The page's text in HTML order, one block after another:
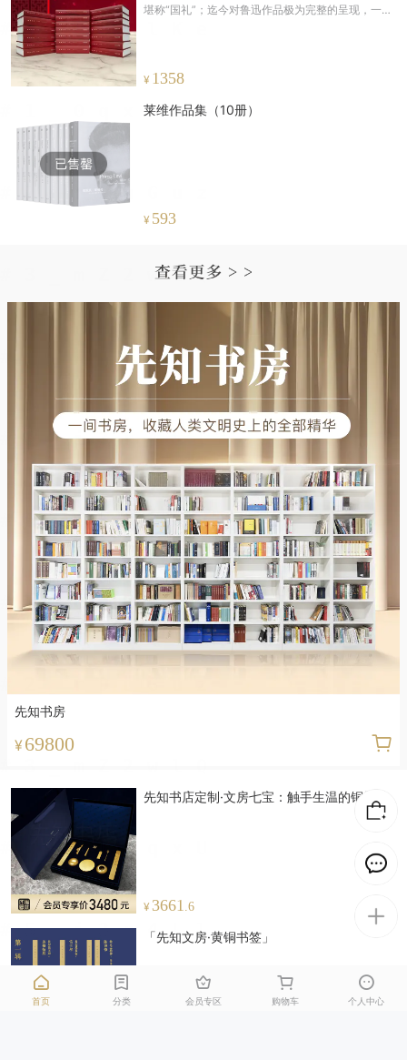
堪称“国礼”；迄今对鲁迅作品极为完整的呈现，一本
¥ 1358
莱维作品集（10册）
¥ 593
先知书房
¥69800
先知书店定制·文房七宝：触手生温的铜器
¥ 3661.6
「先知文房·黄铜书签」
首页 分类 会员专区 购物车 个人中心